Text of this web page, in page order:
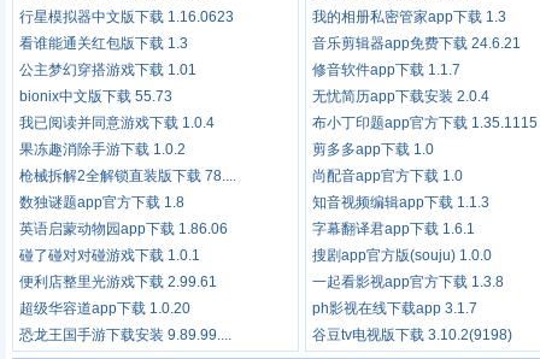
行星模拟器中文版下载 1.16.0623
看谁能通关红包版下载 1.3
公主梦幻穿搭游戏下载 1.01
bionix中文版下载 55.73
我已阅读并同意游戏下载 1.0.4
果冻趣消除手游下载 1.0.2
枪械拆解2全解锁直装版下载 78....
数独谜题app官方下载 1.8
英语启蒙动物园app下载 1.86.06
碰了碰对对碰游戏下载 1.0.1
便利店整里光游戏下载 2.99.61
超级华容道app下载 1.0.20
恐龙王国手游下载安装 9.89.99....
我的相册私密管家app下载 1.3
音乐剪辑器app免费下载 24.6.21
修音软件app下载 1.1.7
无忧简历app下载安装 2.0.4
布小丁印题app官方下载 1.35.1115
剪多多app下载 1.0
尚配音app官方下载 1.0
知音视频编辑app下载 1.1.3
字幕翻译君app下载 1.6.1
搜剧app官方版(souju) 1.0.0
一起看影视app官方下载 1.3.8
ph影视在线下载app 3.1.7
谷豆tv电视版下载 3.10.2(9198)